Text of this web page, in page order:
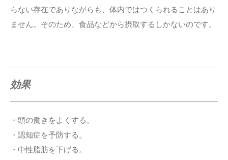
らない存在でありながらも、 体内ではつくられることはあり
ません。そのため、食品などから摂取するしかないのです。
効果
・頭の働きをよくする。
・認知症を予防する。
・中性脂肪を下げる。